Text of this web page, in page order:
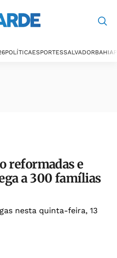
POLÍTICAESPORTESSALVADORBAHIA
reformadas e
a 300 famílias
nesta quinta-feira, 13